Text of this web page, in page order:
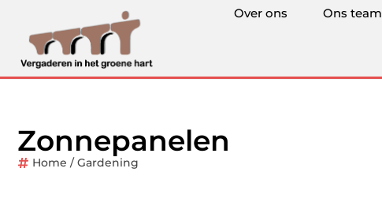
Over ons Ons team
Zonnepanelen
Home / Gardening